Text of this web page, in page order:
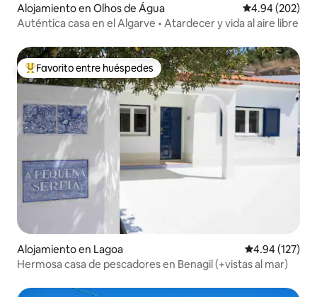
Alojamiento en Olhos de Água Calificación
4.94 (202)
Auténtica casa en el Algarve • Atardecer y vida al aire libre
Favorito entre huéspedes preferido
Favorito entre huéspedes
Alojamiento en Lagoa Calificación
4.94 (127)
Hermosa casa de pescadores en Benagil (+vistas al mar)